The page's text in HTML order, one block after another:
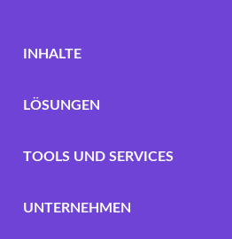
INHALTE
LÖSUNGEN
TOOLS UND SERVICES
UNTERNEHMEN